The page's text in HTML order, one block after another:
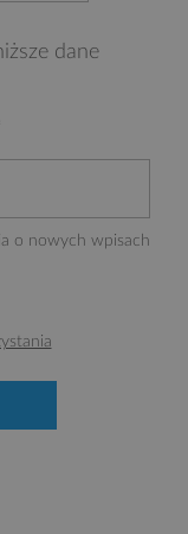
dane
o nowych wpisach